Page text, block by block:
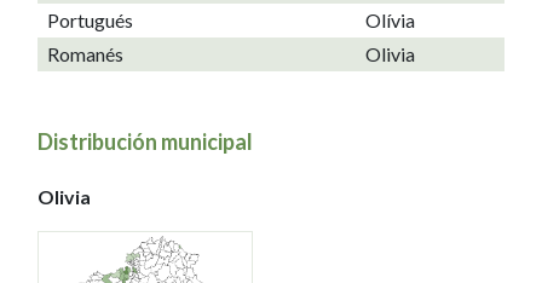
Portugués
Olívia
Romanés
Olivia
Distribución municipal
Olivia